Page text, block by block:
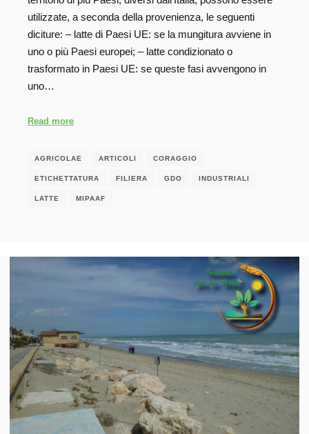
utilizzate, a seconda della provenienza, le seguenti
diciture: – latte di Paesi UE: se la mungitura avviene in
uno o più Paesi europei; – latte condizionato o
trasformato in Paesi UE: se queste fasi avvengono in
uno…
Read more
AGRICOLAE ARTICOLI CORAGGIO
ETICHETTATURA FILIERA GDO INDUSTRIALI
LATTE MIPAAF